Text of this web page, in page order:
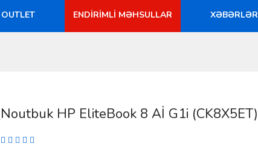
OUTLET ENDIRIMLI MƏHSULLAR XƏBƏRLƏR
Noutbuk HP EliteBook 8 Aİ G1i (CK8X5ET)